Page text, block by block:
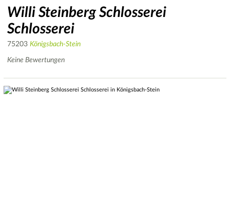
Willi Steinberg Schlosserei
Schlosserei
75203 Königsbach-Stein
Keine Bewertungen